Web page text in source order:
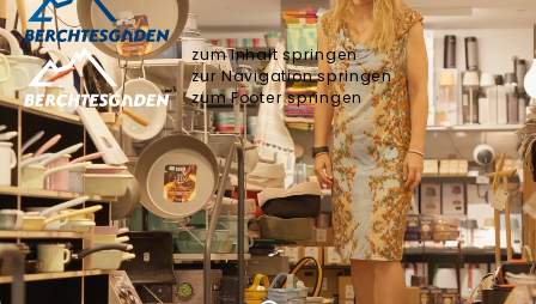
zum Inhalt springen
zur Navigation springen
zum Footer springen